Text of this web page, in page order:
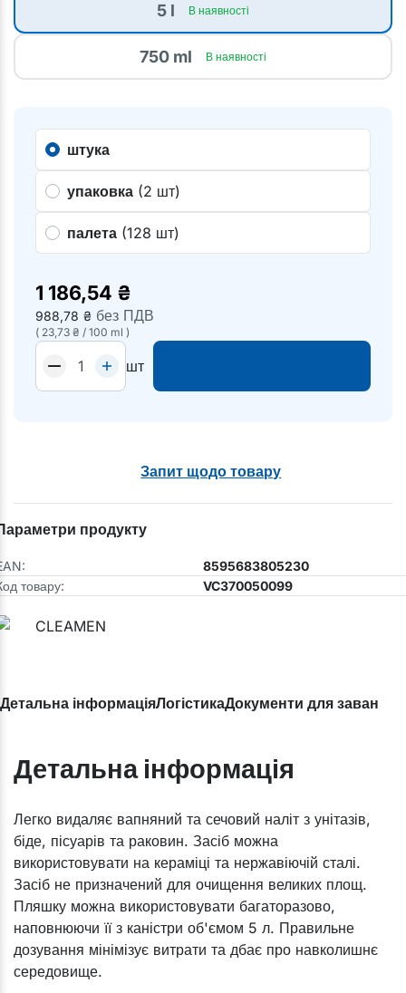
5 l В наявності
750 ml В наявності
штука
упаковка (2 шт)
палета (128 шт)
1 186,54 ₴
988,78 ₴ без ПДВ
( 23,73 ₴ / 100 ml )
шт
Запит щодо товару
продукту
8595683805230
товару:
VC370050099
Детальна інформаціяЛогістикаДокументи для
Детальна інформація
Легко видаляє вапняний та сечовий наліт з унітазів,
біде, пісуарів та раковин. Засіб можна
використовувати на кераміці та нержавіючій сталі.
Засіб не призначений для очищення великих площ.
Пляшку можна використовувати багаторазово,
наповнюючи її з каністри об'ємом 5 л. Правильне
дозування мінімізує витрати та дбає про навколишнє
середовище.